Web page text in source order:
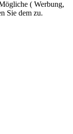
( Werbung,
Sie dem zu.